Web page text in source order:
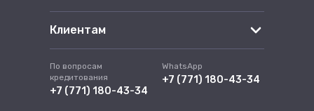
Клиентам
По вопросам
кредитования
+7 (771) 180-43-34
WhatsApp
+7 (771) 180-43-34